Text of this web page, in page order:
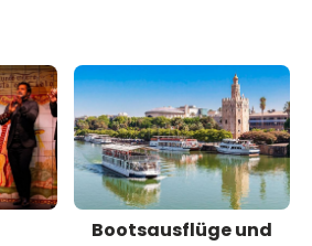
Bootsausflüge und